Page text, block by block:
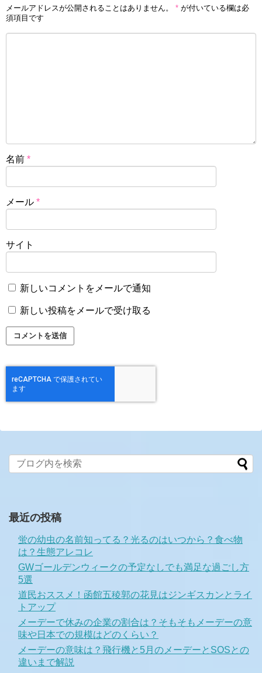
メールアドレスが公開されることはありません。 * が付いている欄は必
須項目です
名前 *
メール *
サイト
新しいコメントをメールで通知
新しい投稿をメールで受け取る
最近の投稿
蛍の幼虫の名前知ってる？光るのはいつから？食べ物
は？生態アレコレ
GWゴールデンウィークの予定なしでも満足な過ごし方
5選
道民おススメ！函館五稜郭の花見はジンギスカンとライ
トアップ
メーデーで休みの企業の割合は？そもそもメーデーの意
味や日本での規模はどのくらい？
メーデーの意味は？飛行機と5月のメーデーとSOSとの
違いまで解説